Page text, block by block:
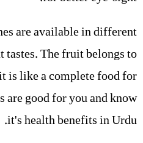
are available in different
The fruit belongs to
is like a complete food for
are good for you and know
it's health benefits in Urdu.